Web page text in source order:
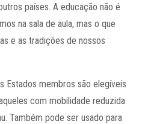
países. A educação não é
na sala de aula, mas o que
e as tradições de nossos
Estados membros são elegíveis
com mobilidade reduzida
Também pode ser usado para